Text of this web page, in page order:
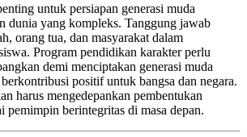
untuk persiapan generasi muda
dunia yang kompleks. Tanggung jawab
orang tua, dan masyarakat dalam
Program pendidikan karakter perlu
demi menciptakan generasi muda
positif untuk bangsa dan negara.
harus mengedepankan pembentukan
pemimpin berintegritas di masa depan.